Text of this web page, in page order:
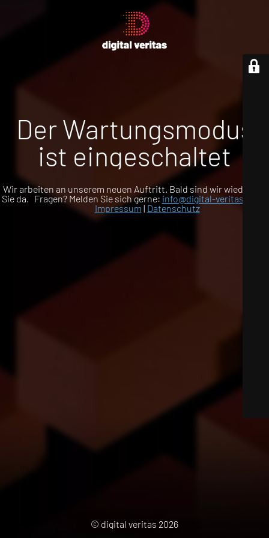
Der Wartungsmodus
ist eingeschaltet
Wir arbeiten an unserem neuen Auftritt. Bald sind wir wieder für
Sie da. Fragen? Melden Sie sich gerne: info@digital-veritas.com
Impressum | Datenschutz
© digital veritas 2026